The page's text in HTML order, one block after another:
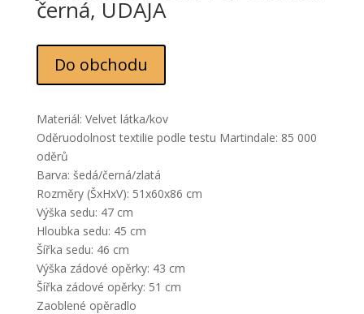
černá, UDAJA
Do obchodu
Materiál: Velvet látka/kov
Oděruodolnost textilie podle testu Martindale: 85 000
oděrů
Barva: šedá/černá/zlatá
Rozměry (ŠxHxV): 51x60x86 cm
Výška sedu: 47 cm
Hloubka sedu: 45 cm
Šířka sedu: 46 cm
Výška zádové opěrky: 43 cm
Šířka zádové opěrky: 51 cm
Zaoblené opěradlo